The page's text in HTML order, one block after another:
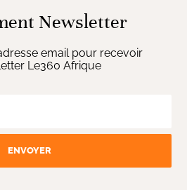
Newsletter
email pour recevoir
Le360 Afrique
ENVOYER